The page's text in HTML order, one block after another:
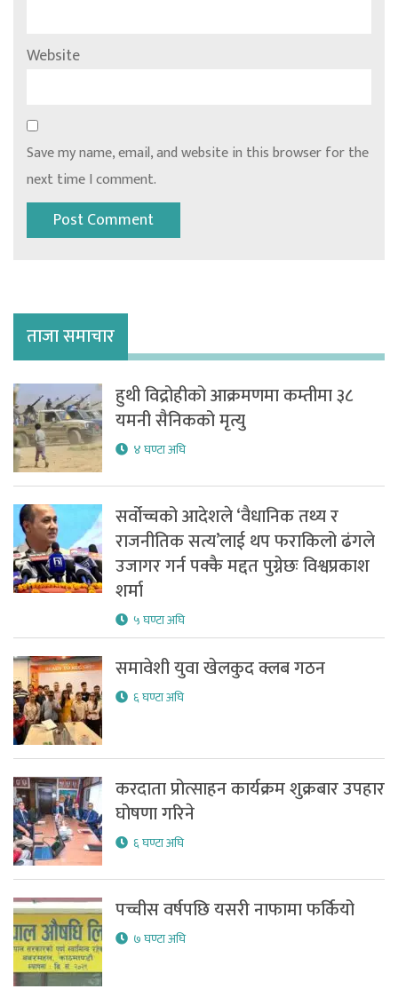
Website
Save my name, email, and website in this browser for the
next time I comment.
ताजा समाचार
हुथी विद्रोहीको आक्रमणमा कम्तीमा ३८
यमनी सैनिकको मृत्यु
४ घण्टा अघि
सर्वोच्चको आदेशले ‘वैधानिक तथ्य र
राजनीतिक सत्य’लाई थप फराकिलो ढंगले
उजागर गर्न पक्कै मद्दत पुग्नेछः विश्वप्रकाश
शर्मा
५ घण्टा अघि
समावेशी युवा खेलकुद क्लब गठन
६ घण्टा अघि
करदाता प्रोत्साहन कार्यक्रम शुक्रबार उपहार
घोषणा गरिने
६ घण्टा अघि
पच्चीस वर्षपछि यसरी नाफामा फर्कियो
७ घण्टा अघि